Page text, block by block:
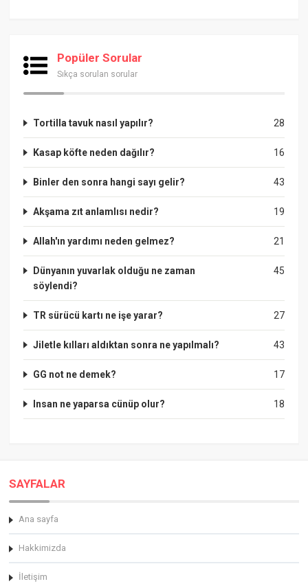
Popüler Sorular
Sıkça sorulan sorular
28
Tortilla tavuk nasıl yapılır?
16
Kasap köfte neden dağılır?
43
Binler den sonra hangi sayı gelir?
19
Akşama zıt anlamlısı nedir?
21
Allah'ın yardımı neden gelmez?
45
Dünyanın yuvarlak olduğu ne zaman
söylendi?
27
TR sürücü kartı ne işe yarar?
43
Jiletle kılları aldıktan sonra ne yapılmalı?
17
GG not ne demek?
18
Insan ne yaparsa cünüp olur?
SAYFALAR
Ana sayfa
Hakkimizda
İletişim